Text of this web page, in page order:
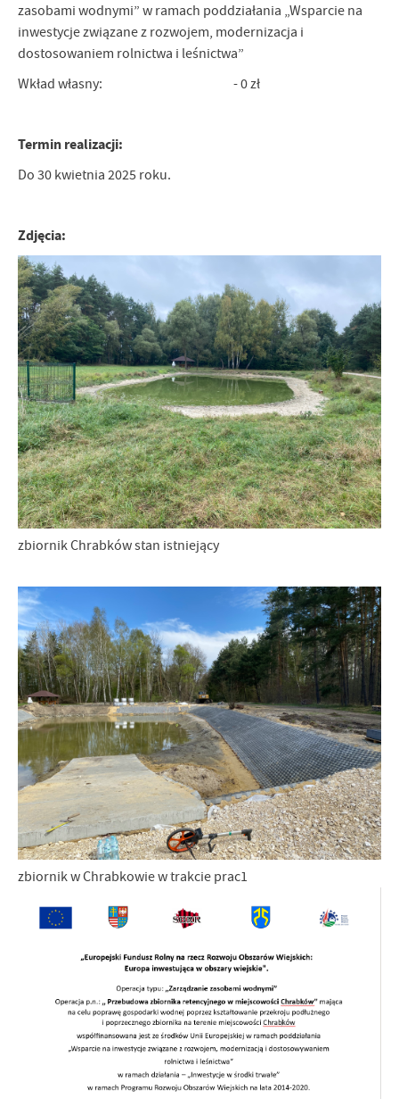
zasobami wodnymi” w ramach poddziałania „Wsparcie na
inwestycje związane z rozwojem, modernizacja i
dostosowaniem rolnictwa i leśnictwa”
Wkład własny: - 0 zł
Termin realizacji:
Do 30 kwietnia 2025 roku.
Zdjęcia:
zbiornik Chrabków stan istniejący
zbiornik w Chrabkowie w trakcie prac1